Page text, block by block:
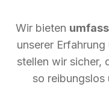
Wir bieten
unserer
stellen wir sicher,
so